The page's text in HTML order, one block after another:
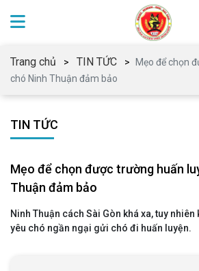
Trang chủ TIN TỨC
Mẹo để chọn
chó Ninh Thuận đảm bảo
TIN TỨC
Mẹo để chọn được trường huấn
Thuận đảm bảo
Ninh Thuận cách Sài Gòn khá xa, tuy
yêu chó ngần ngại gửi chó đi huấn luyện.